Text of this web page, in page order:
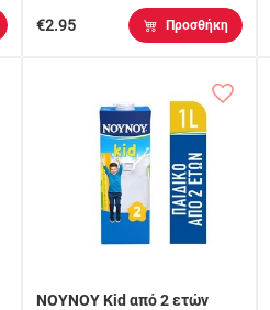
€2.95 Προσθήκη
ΝΟΥΝΟΥ Kid από 2 ετών